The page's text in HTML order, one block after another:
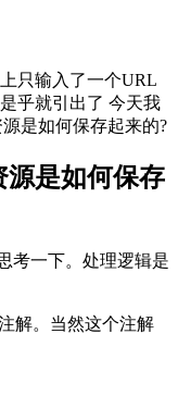
只输入了一个URL
乎就引出了 今天我
是如何保存起来的?
源是如何保存
考一下。处理逻辑是
解。当然这个注解